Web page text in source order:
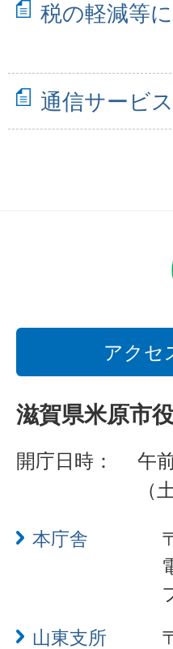
税の軽減等
通信サービ
アクセ
滋賀県米原市
開庁日時：
午
（
本庁舎
山東支所